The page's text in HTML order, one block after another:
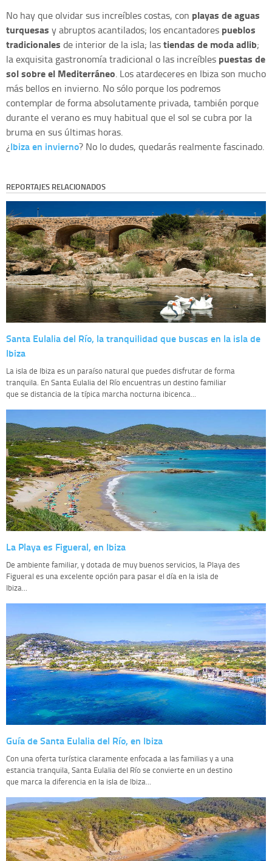
No hay que olvidar sus increíbles costas, con playas de aguas
turquesas y abruptos acantilados; los encantadores pueblos
tradicionales de interior de la isla; lastiendas de moda adlib;
la exquisita gastronomía tradicional o las increíbles puestas de
sol sobre el Mediterráneo. Los atardeceres en Ibiza son mucho
más bellos en invierno. No sólo porque los podremos
contemplar de forma absolutamente privada, también porque
durante el verano es muy habitual que el sol se cubra por la
bruma en sus últimas horas.
¿Ibiza en invierno? No lo dudes, quedarás realmente fascinado.
REPORTAJES RELACIONADOS
Santa Eulalia del Río, la tranquilidad que buscas en la isla de
Ibiza
La isla de Ibiza es un paraíso natural que puedes disfrutar de forma
tranquila. En Santa Eulalia del Río encuentras un destino familiar
que se distancia de la típica marcha nocturna ibicenca...
La Playa es Figueral, en Ibiza
De ambiente familiar, y dotada de muy buenos servicios, la Playa des
Figueral es una excelente opción para pasar el día en la isla de
Ibiza...
Guía de Santa Eulalia del Río, en Ibiza
Con una oferta turística claramente enfocada a las familias y a una
estancia tranquila, Santa Eulalia del Río se convierte en un destino
que marca la diferencia en la isla de Ibiza...